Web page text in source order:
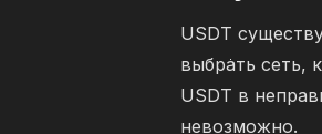
USDT
выбрать сеть,
USDT в
невозможно.